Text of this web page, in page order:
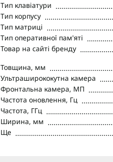
Тип клавіатури
Тип корпусу
Тип матриці
Тип оперативної пам'яті
Товар на сайті бренду
Товщина, мм
Ультраширококутна камера
Фронтальна камера, МП
Частота оновлення, Гц
Частота, ГГц
Ширина, мм
Ще